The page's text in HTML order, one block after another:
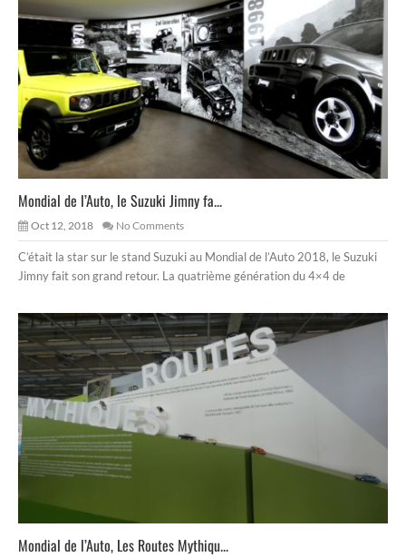
Mondial de l’Auto, le Suzuki Jimny fa...
Oct 12, 2018 No Comments
C’était la star sur le stand Suzuki au Mondial de l’Auto 2018, le Suzuki
Jimny fait son grand retour. La quatrième génération du 4×4 de
Mondial de l’Auto, Les Routes Mythiqu...